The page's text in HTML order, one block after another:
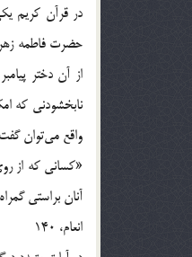
در قرآن كريم
نابخشودني كه
واقع مي‌توان
«كساني كه از
آنان براستي
انعام، 140